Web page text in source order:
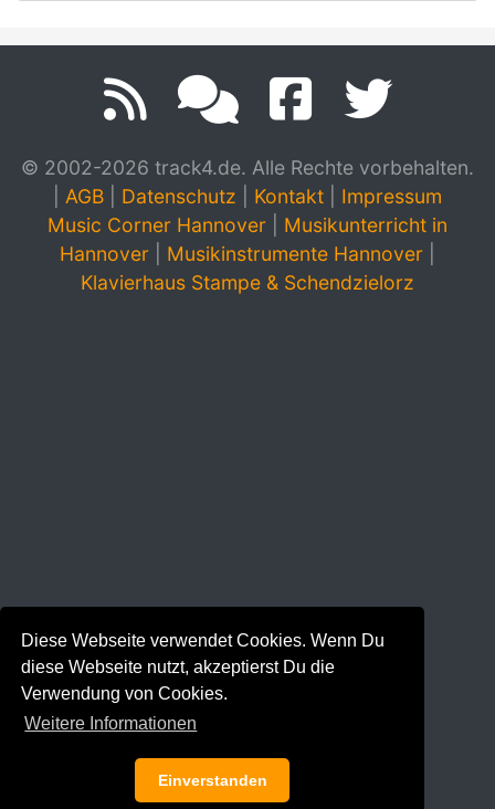
Diese Webseite verwendet Cookies. Wenn Du
diese Webseite nutzt, akzeptierst Du die
Verwendung von Cookies.
Weitere Informationen
Einverstanden
© 2002-2026 track4.de. Alle Rechte vorbehalten.
AGB Datenschutz Kontakt
Impressum
Music Corner Hannover
Musikunterricht in
Hannover
Musikinstrumente Hannover
Klavierhaus Stampe & Schendzielorz